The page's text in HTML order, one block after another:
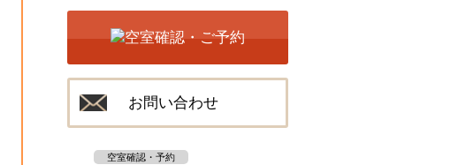
お問い合わせ
空室確認・予約